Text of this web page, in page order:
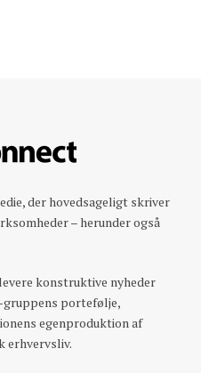
der hovedsageligt skriver
– herunder også
konstruktive nyheder
gruppens portefølje,
egenproduktion af
erhvervsliv.